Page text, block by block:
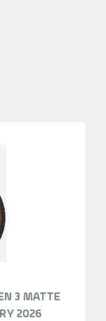
3 MATTE
2026